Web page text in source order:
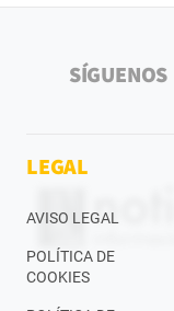
SÍGUENOS
LEGAL
AVISO LEGAL
POLÍTICA DE
COOKIES